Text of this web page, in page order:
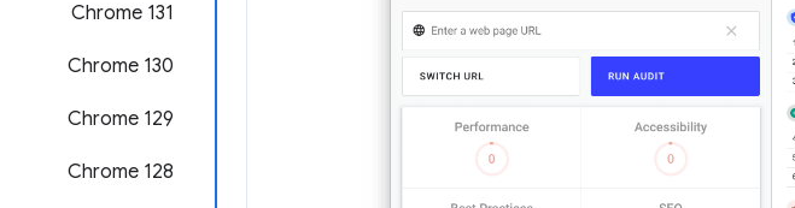
Chrome 131
Chrome 130
Chrome 129
‫Chrome 128